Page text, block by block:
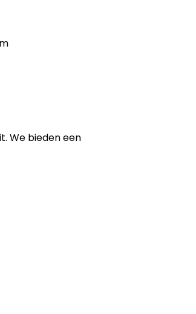
We bieden een